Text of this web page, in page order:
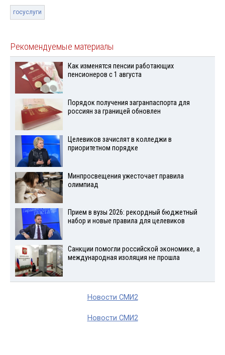
госуслуги
Рекомендуемые материалы
Как изменятся пенсии работающих
пенсионеров с 1 августа
Порядок получения загранпаспорта для
россиян за границей обновлен
Целевиков зачислят в колледжи в
приоритетном порядке
Минпросвещения ужесточает правила
олимпиад
Прием в вузы 2026: рекордный бюджетный
набор и новые правила для целевиков
Санкции помогли российской экономике, а
международная изоляция не прошла
Новости СМИ2
Новости СМИ2